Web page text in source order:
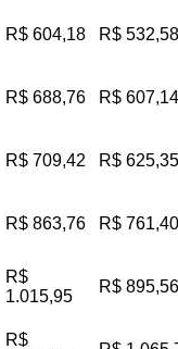
R$ 604,18 R$ 532,58
R$ 688,76 R$ 607,14
R$ 709,42 R$ 625,35
R$ 863,76 R$ 761,40
R$
1.015,95
R$ 895,56
R$